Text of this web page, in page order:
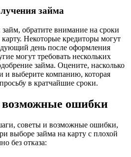
займа
обратите внимание на сроки
Некоторые кредиторы могут
день после оформления
могут требовать нескольких
займа. Оцените, насколько
и выберите компанию, которая
в кратчайшие сроки.
ошибки
советы и возможные ошибки,
выборе займа на карту с плохой
без отказа: